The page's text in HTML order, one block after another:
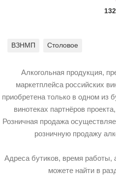
132
ВЗНМП Столовое
Алкогольная продукция,
маркетплейса российских
приобретена только в одном из
винотеках партнёров
Розничная продажа
розничную продажу
Адреса бутиков, время
можете найти в